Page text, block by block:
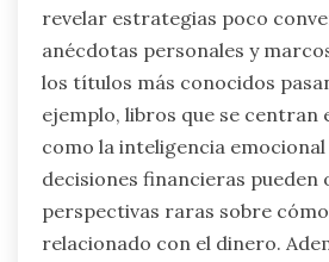
revelar estrategias poco
anécdotas personales y
los títulos más conocidos
ejemplo, libros que se centran
como la inteligencia
decisiones financieras pueden
perspectivas raras sobre
relacionado con el dinero.